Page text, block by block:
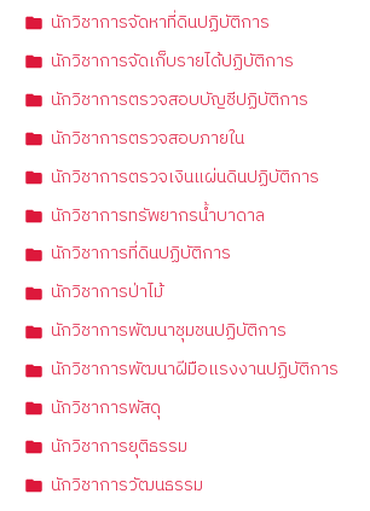
นักวิชาการจัดหาที่ดินปฏิบัติการ
นักวิชาการจัดเก็บรายได้ปฏิบัติการ
นักวิชาการตรวจสอบบัญชีปฏิบัติการ
นักวิชาการตรวจสอบภายใน
นักวิชาการตรวจเงินแผ่นดินปฏิบัติการ
นักวิชาการทรัพยากรน้ำบาดาล
นักวิชาการที่ดินปฏิบัติการ
นักวิชาการป่าไม้
นักวิชาการพัฒนาชุมชนปฏิบัติการ
นักวิชาการพัฒนาฝีมือแรงงานปฏิบัติการ
นักวิชาการพัสดุ
นักวิชาการยุติธรรม
นักวิชาการวัฒนธรรม